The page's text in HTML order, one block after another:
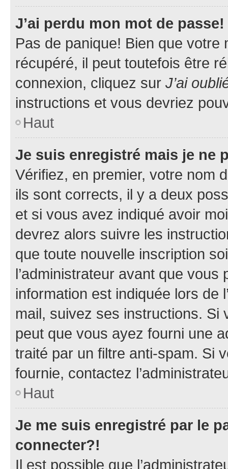
J’ai perdu mon mot de passe!
Pas de panique! Bien que
récupéré, il peut toutefois être
connexion, cliquez sur J’ai
instructions et vous devriez
Haut
Je suis enregistré mais je ne
Vérifiez, en premier, votre nom
ils sont corrects, il y a deux
et si vous avez indiqué avoir
devrez alors suivre les
que toute nouvelle inscription
l’administrateur avant que
information est indiquée lors de
mail, suivez ses instructions. Si
peut que vous ayez fourni une
traité par un filtre anti-spam. Si
fournie, contactez
Haut
Je me suis enregistré par le
connecter?!
Il est possible que